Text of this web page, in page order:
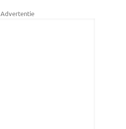
Advertentie